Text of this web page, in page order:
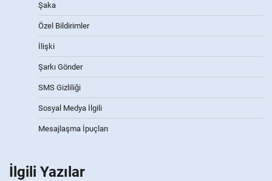
Şaka
Özel Bildirimler
İlişki
Şarkı Gönder
SMS Gizliliği
Sosyal Medya İlgili
Mesajlaşma İpuçları
İlgili Yazılar